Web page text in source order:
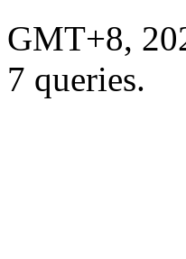
GMT+8,
7 queries.